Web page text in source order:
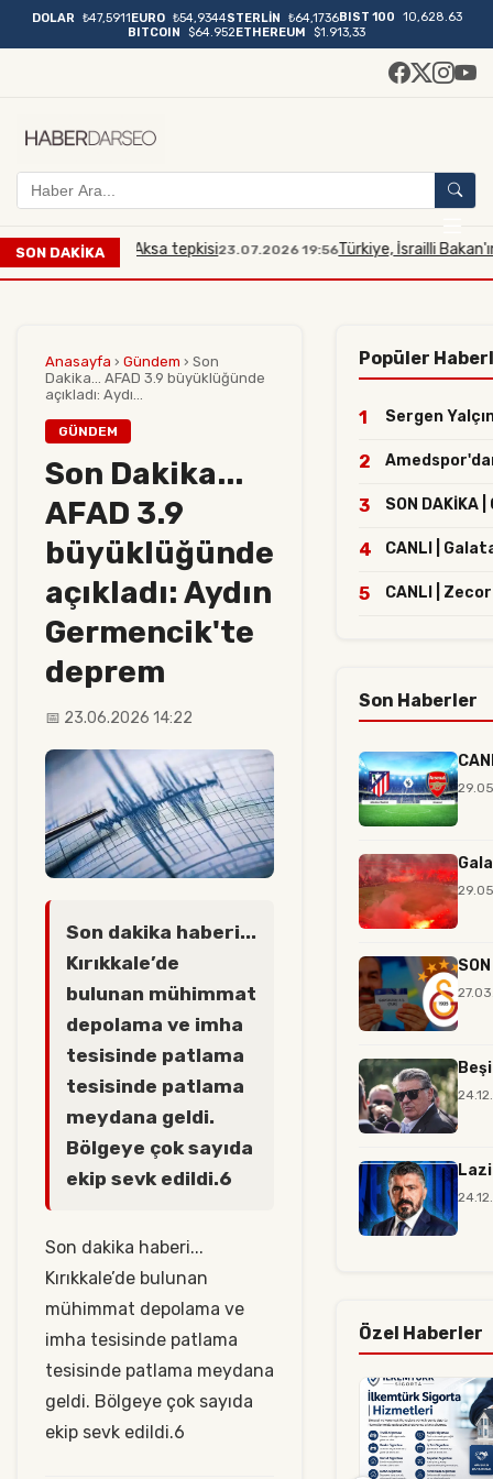
DOLAR ₺47,5911EURO ₺54,9344STERLİN ₺64,1736BIST 100
10,628.63
BITCOIN
$64.952ETHEREUM $1.913,33
SON DAKİKA
Mescidi Aksa tepkisi23.07.2026 19:56Türkiye, İsrailli Bakan'ın
Anasayfa › Gündem › Son
Dakika... AFAD 3.9 büyüklüğünde
açıkladı: Aydı...
GÜNDEM
Son Dakika...
AFAD 3.9
büyüklüğünde
açıkladı: Aydın
Germencik'te
deprem
📅 23.06.2026 14:22
Son dakika haberi...
Kırıkkale’de
bulunan mühimmat
depolama ve imha
tesisinde patlama
tesisinde patlama
meydana geldi.
Bölgeye çok sayıda
ekip sevk edildi.6
Son dakika haberi...
Kırıkkale’de bulunan
mühimmat depolama ve
imha tesisinde patlama
tesisinde patlama meydana
geldi. Bölgeye çok sayıda
ekip sevk edildi.6
Popüler
1 Sergen
2
3 SON
4 CANLI |
5 CANLI |
Son Haberler
Özel Haberler